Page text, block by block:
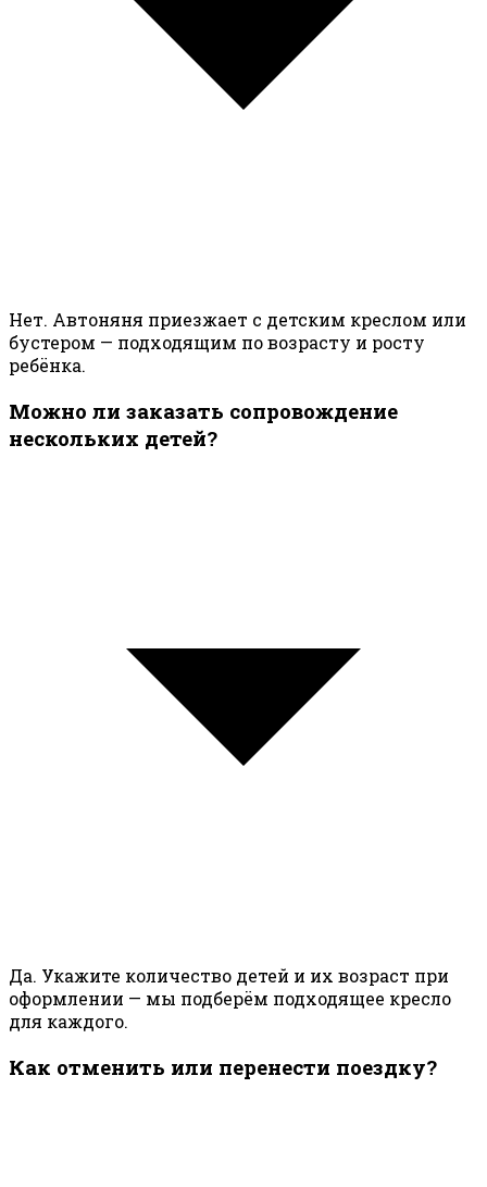
Нет. Автоняня приезжает с детским креслом или
бустером — подходящим по возрасту и росту
ребёнка.
Можно ли заказать сопровождение
нескольких детей?
Да. Укажите количество детей и их возраст при
оформлении — мы подберём подходящее кресло
для каждого.
Как отменить или перенести поездку?